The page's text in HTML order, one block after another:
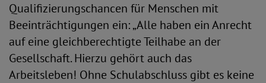
Qualifizierungschancen für Menschen mit
Beeinträchtigungen ein: „Alle haben ein Anrecht
auf eine gleichberechtigte Teilhabe an der
Gesellschaft. Hierzu gehört auch das
Arbeitsleben! Ohne Schulabschluss gibt es keine